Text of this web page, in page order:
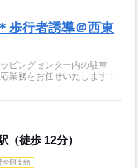
歩行者誘導＠西東
業務をお任せいたします！
（徒歩 12分）
全額支給